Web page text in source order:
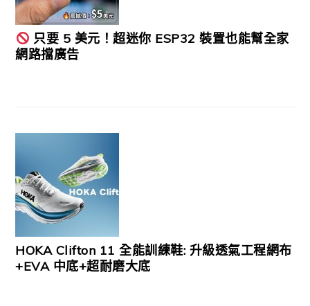
只要 5 美元！超迷你 ESP32 裝置也能幫全家
網路擋廣告
HOKA Clifton 11 全能訓練鞋: 升級透氣工程網布
+EVA 中底+超耐磨大底